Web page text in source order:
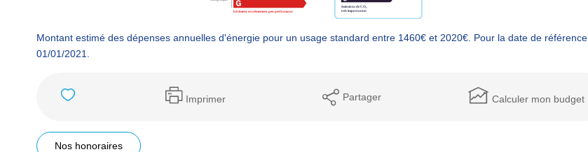
Montant estimé des dépenses annuelles d'énergie pour un usage standard entre 1460€ et 2020€. Pour la date de référence
01/01/2021.
Imprimer Partager Calculer mon budget
Nos honoraires